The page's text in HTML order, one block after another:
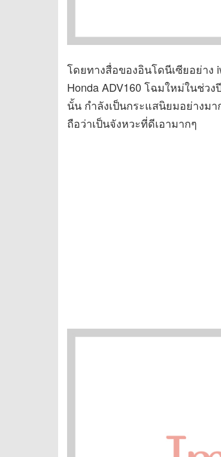
โดยทางสื่อของอินโดนีเซียอย่าง
Honda ADV160 โฉมใหม่ในช่ว
นั้น กำลังเป็นกระแสนิยมอย่างม
ถือว่าเป็นจังหวะที่ดีเอามากๆ